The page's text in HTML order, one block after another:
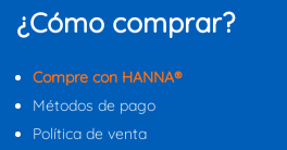
¿Cómo comprar?
Compre con HANNA®
Métodos de pago
Política de venta